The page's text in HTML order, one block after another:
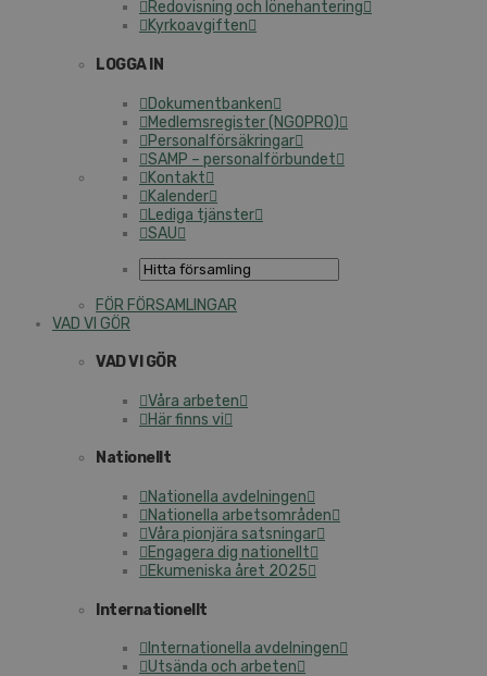
Redovisning och lönehantering
Kyrkoavgiften
LOGGA IN
Dokumentbanken
Medlemsregister (NGOPRO)
Personalförsäkringar
SAMP – personalförbundet
Kontakt
Kalender
Lediga tjänster
SAU
FÖR FÖRSAMLINGAR
VAD VI GÖR
VAD VI GÖR
Våra arbeten
Här finns vi
Nationellt
Nationella avdelningen
Nationella arbetsområden
Våra pionjära satsningar
Engagera dig nationellt
Ekumeniska året 2025
Internationellt
Internationella avdelningen
Utsända och arbeten